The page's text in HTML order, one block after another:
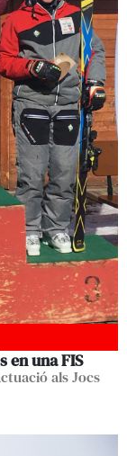
en una FIS
als Jocs